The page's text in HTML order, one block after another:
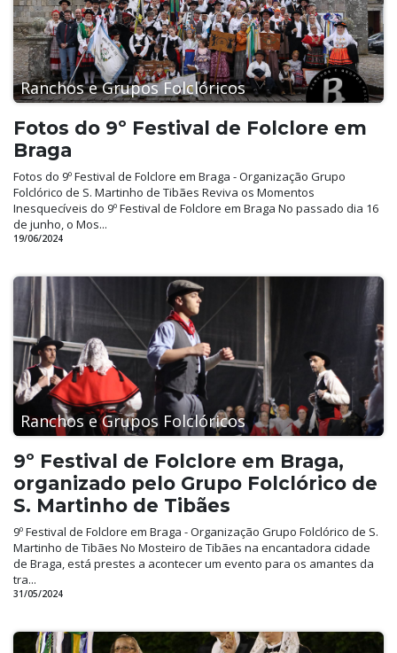
Ranchos e Grupos Folclóricos
Fotos do 9º Festival de Folclore em
Braga
Fotos do 9º Festival de Folclore em Braga - Organização Grupo
Folclórico de S. Martinho de Tibães Reviva os Momentos
Inesquecíveis do 9º Festival de Folclore em Braga No passado dia 16
de junho, o Mos...
19/06/2024
Ranchos e Grupos Folclóricos
9º Festival de Folclore em Braga,
organizado pelo Grupo Folclórico de
S. Martinho de Tibães
9º Festival de Folclore em Braga - Organização Grupo Folclórico de S.
Martinho de Tibães No Mosteiro de Tibães na encantadora cidade
de Braga, está prestes a acontecer um evento para os amantes da
tra...
31/05/2024